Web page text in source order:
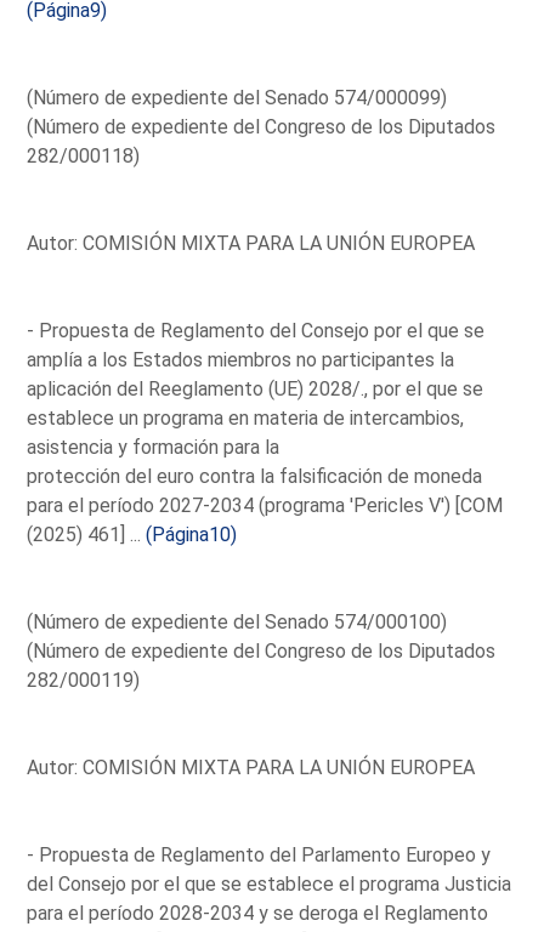
(Página9)
(Número de expediente del Senado 574/000099)
(Número de expediente del Congreso de los Diputados
282/000118)
Autor: COMISIÓN MIXTA PARA LA UNIÓN EUROPEA
- Propuesta de Reglamento del Consejo por el que se
amplía a los Estados miembros no participantes la
aplicación del Reeglamento (UE) 2028/., por el que se
establece un programa en materia de intercambios,
asistencia y formación para la
protección del euro contra la falsificación de moneda
para el período 2027-2034 (programa 'Pericles V') [COM
(2025) 461] ...(Página10)
(Número de expediente del Senado 574/000100)
(Número de expediente del Congreso de los Diputados
282/000119)
Autor: COMISIÓN MIXTA PARA LA UNIÓN EUROPEA
- Propuesta de Reglamento del Parlamento Europeo y
del Consejo por el que se establece el programa Justicia
para el período 2028-2034 y se deroga el Reglamento